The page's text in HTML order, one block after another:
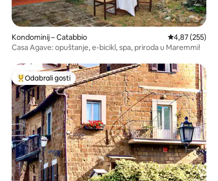
Kondominij – Catabbio Prosječna
4,87 (255)
Casa Agave: opuštanje, e-bicikl, spa, priroda u Maremmi!
Među najviše rangiranima s oznakom „Odabrali gosti”
Odabrali gosti